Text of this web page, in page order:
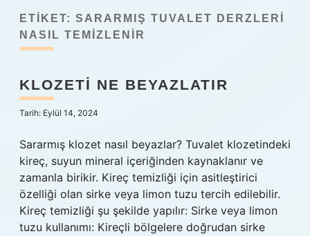
Politikası
Yasal Uyarı
Hakkımızda
ETIKET: SARARMIŞ TUVALET DERZLERI
NASIL TEMIZLENIR
KLOZETI NE BEYAZLATIR
Tarih: Eylül 14, 2024
Sararmış klozet nasıl beyazlar? Tuvalet klozetindeki
kireç, suyun mineral içeriğinden kaynaklanır ve
zamanla birikir. Kireç temizliği için asitleştirici
özelliği olan sirke veya limon tuzu tercih edilebilir.
Kireç temizliği şu şekilde yapılır: Sirke veya limon
tuzu kullanımı: Kireçli bölgelere doğrudan sirke